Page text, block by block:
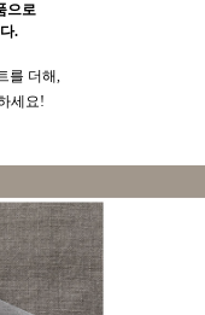
으로
.
를 더해,
세요!